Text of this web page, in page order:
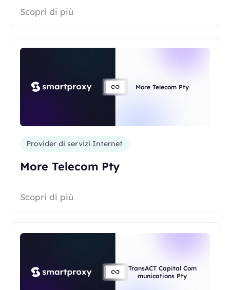
Scopri di più
More Telecom Pty
Provider di servizi Internet
More Telecom Pty
Scopri di più
TransACT Capital Com
munications Pty